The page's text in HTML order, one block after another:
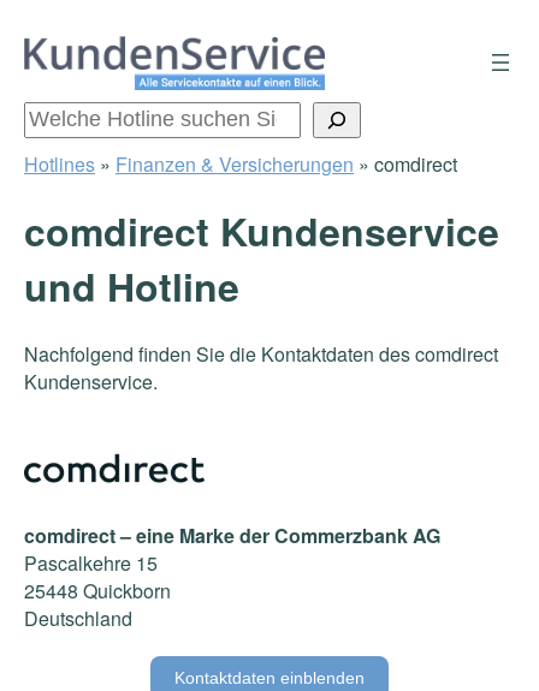
Zum
Inhalt
Suchen
Hotlines » Finanzen & Versicherungen » comdirect
comdirect Kundenservice
und Hotline
Nachfolgend finden Sie die Kontaktdaten des comdirect
Kundenservice.
comdirect – eine Marke der Commerzbank AG
Pascalkehre 15
25448 Quickborn
Deutschland
Kontaktdaten einblenden